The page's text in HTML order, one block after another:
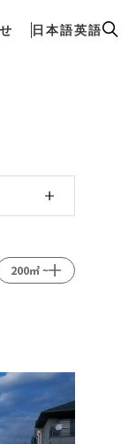
日本語英語
200㎡ ~